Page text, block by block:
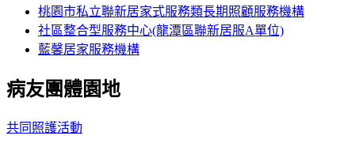
桃園市私立聯新居家式服務類長期照顧服務機構
社區整合型服務中心(龍潭區聯新居服A單位)
藍馨居家服務機構
病友團體園地
共同照護活動